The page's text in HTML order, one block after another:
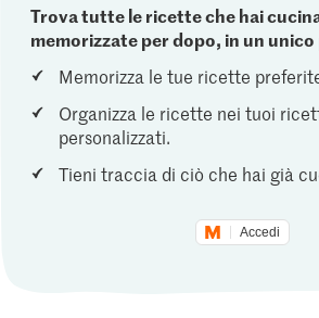
Trova tutte le ricette che hai
memorizzate per dopo, in un
Memorizza le tue ricette
Organizza le ricette nei tuoi
personalizzati.
Tieni traccia di ciò che hai già
Accedi